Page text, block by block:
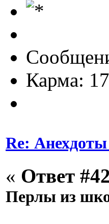
Карма:
Re:
« Ответ
Перлы из